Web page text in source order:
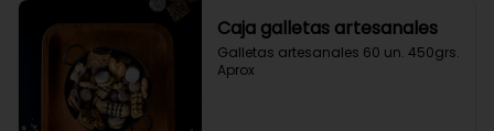
Caja galletas artesanales
Galletas artesanales 60 un. 450grs.
Aprox